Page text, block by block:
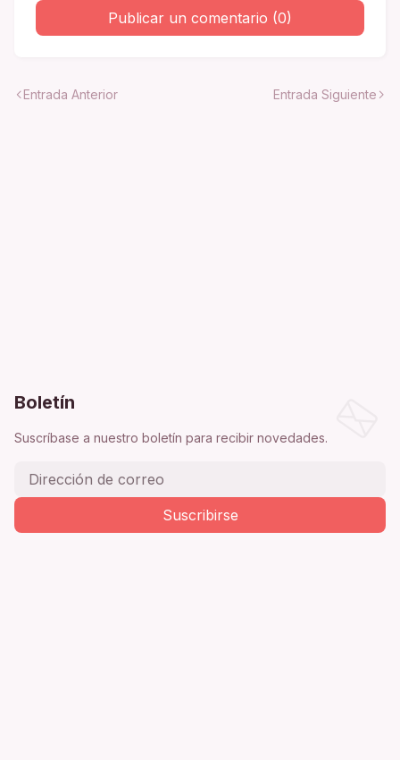
Publicar un comentario (0)
Entrada Anterior Entrada Siguiente
Boletín
Suscríbase a nuestro boletín para recibir novedades.